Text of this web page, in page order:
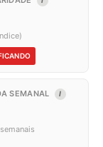
SEMANAL I